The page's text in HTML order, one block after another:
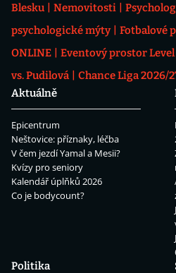
Blesku
Nemovitosti
psychologické mýty
Fotbalové
ONLINE
Eventový prostor Level
vs. Pudilová
Chance Liga 2026/
Aktuálně
Epicentrum
Neštovice: příznaky, léčba
V čem jezdí Yamal a Mesii?
Kvízy pro seniory
Kalendář úplňků 2026
Co je bodycount?
Politika